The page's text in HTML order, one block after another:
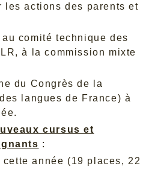
les actions des parents et
comité technique des
à la commission mixte
du Congrès de la
langues de France) à
cursus et
:
année (19 places, 22